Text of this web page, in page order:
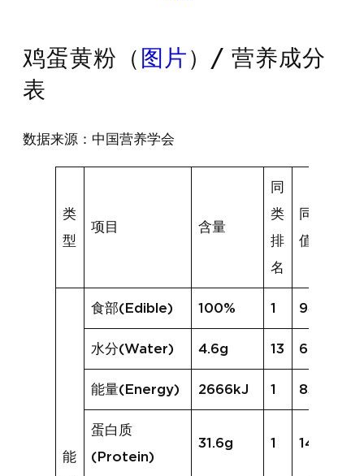
鸡蛋黄粉（ 图片 ）/ 营养成分
表
数据来源：中国营养学会
类
型
项目 含量
同
类
排
名
同类均
值
能
食部(Edible) 100% 1 94%
水分(Water) 4.6g 13 66.6g
能量(Energy) 2666kJ 1 837kJ
蛋白质
(Protein)
31.6g 1 14.7g